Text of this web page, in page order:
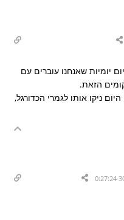
יומיות שאנחנו עוברים עם
הזאת.
ניקו אותו לגמרי הכדורגל,